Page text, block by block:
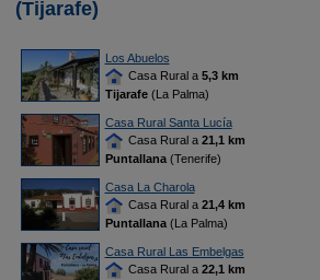
(Tijarafe)
Los Abuelos
Casa Rural a 5,3 km
Tijarafe(La Palma)
Casa Rural Santa Lucía
Casa Rural a 21,1 km
Puntallana(Tenerife)
Casa La Charola
Casa Rural a 21,4 km
Puntallana(La Palma)
Casa Rural Las Embelgas
Casa Rural a 22,1 km